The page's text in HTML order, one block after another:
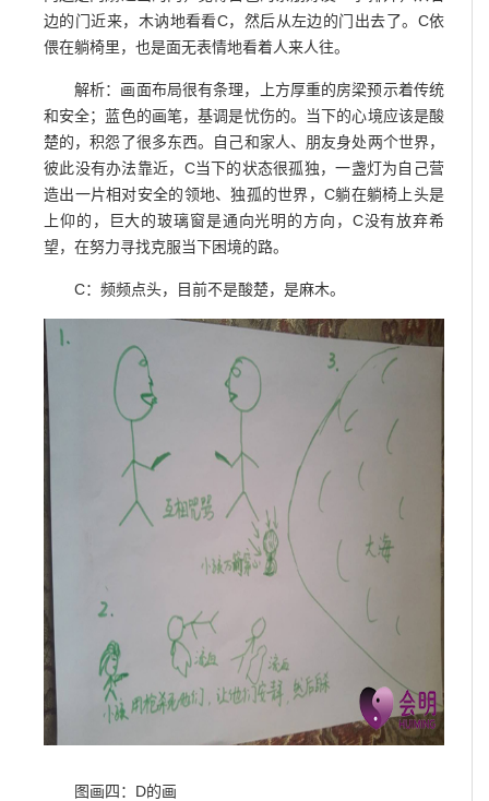
边的门近来，木讷地看看C，然后从左边的门出去了。C依
偎在躺椅里，也是面无表情地看着人来人往。
解析：画面布局很有条理，上方厚重的房梁预示着传统
和安全；蓝色的画笔，基调是忧伤的。当下的心境应该是酸
楚的，积怨了很多东西。自己和家人、朋友身处两个世界，
彼此没有办法靠近，C当下的状态很孤独，一盏灯为自己营
造出一片相对安全的领地、独孤的世界，C躺在躺椅上头是
上仰的，巨大的玻璃窗是通向光明的方向，C没有放弃希
望，在努力寻找克服当下困境的路。
C：频频点头，目前不是酸楚，是麻木。
图画四：D的画